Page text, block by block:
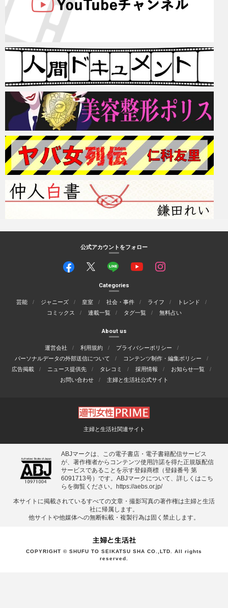
公式アカウントをフォロー
Categories
芸能 ジャニーズ 皇室 社会・事件 ライフ
トレンド
コミックス
連載一覧 タグ一覧 無料占い
About us
運営会社 利用規約
プライバシーポリシー
パーソナルデータの外部送信について
コンテンツ制作・編集ポリシー
広告掲載
ニュース提供先 タレコミ 採用情報
お知らせ一覧
お問い合わせ
主婦と生活社公式サイト
主婦と生活社関連サイト
ABJマークは、この電子書店・電子書籍配信サービス
が、著作権者からコンテンツ使用許諾を得た正規版配信
サービスであることを示す登録商標（登録番号 第
6091713号）です。ABJマークについて、詳しくはこち
らを御覧ください。
https://aebs.or.jp/
本サイトに掲載されているすべての⽂章・撮影写真の著作権は主婦と⽣活
社に帰属します。
他サイトや他媒体への無断転載・複製⾏為は固く禁⽌します。
COPYRIGHT © SHUFU TO SEIKATSU SHA CO.,LTD. All rights
reserved.